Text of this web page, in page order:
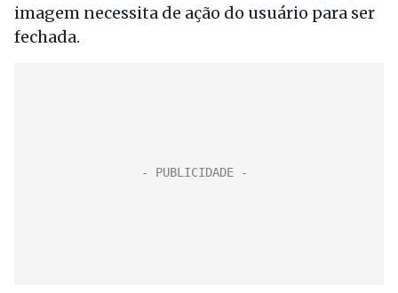
imagem necessita de ação do usuário para ser
fechada.